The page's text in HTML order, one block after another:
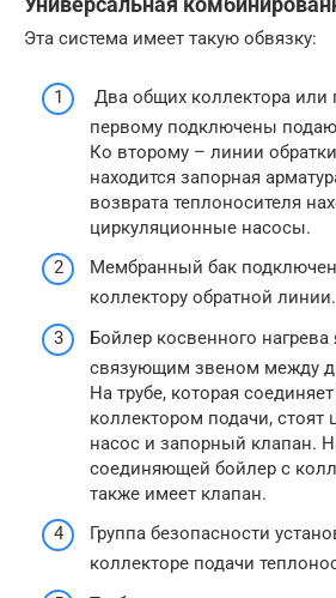
Эта система имеет такую обвязку:
Два общих коллектора или
первому подключены
Ко второму – линии
находится запорная
возврата теплоносителя
циркуляционные насосы.
Мембранный бак
коллектору обратной линии.
Бойлер косвенного нагрева
связующим звеном между
На трубе, которая
коллектором подачи, стоят
насос и запорный клапан.
соединяющей бойлер с
также имеет клапан.
Группа безопасности
коллекторе подачи